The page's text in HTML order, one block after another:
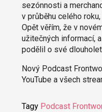
sezónnosti a
v průběhu celého
Opět věřím, že v
užitečných informací,
podělil o své
Nový Podcast
YouTube a všech
Tagy Podcast